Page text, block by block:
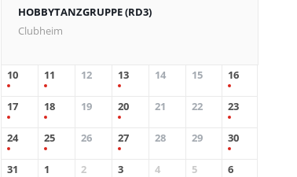
HOBBYTANZGRUPPE (RD3)
Clubheim
10 11 12 13 14 15 16
17 18 19 20 21 22 23
24 25 26 27 28 29 30
31 1 2 3 4 5 6